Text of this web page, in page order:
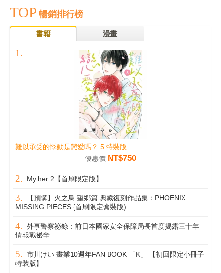
TOP 暢銷排行榜
書籍 漫畫
難以承受的悸動是戀愛嗎？ 5 特裝版
優惠價 NT$750
Myther 2【首刷限定版】
【預購】火之鳥 望鄉篇 典藏復刻作品集：PHOENIX
MISSING PIECES (首刷限定盒裝版)
外事警察祕錄：前日本國家安全保障局長首度揭露三十年
情報戰祕辛
市川けい 畫業10週年FAN BOOK 「K」 【初回限定小冊子
特装版】